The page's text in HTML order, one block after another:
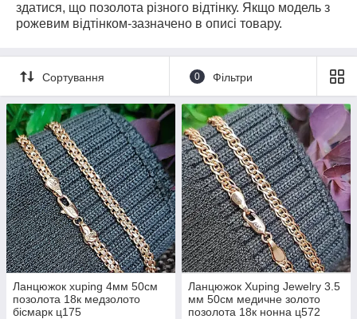
здатися, що позолота різного відтінку. Якщо модель з
рожевим відтінком-зазначено в описі товару.
Сортування 0 Фільтри
Ланцюжок xuping 4мм 50см
позолота 18к медзолото
бісмарк ц175
Ланцюжок Xuping Jewelry 3.5
мм 50см медичне золото
позолота 18к нонна ц572